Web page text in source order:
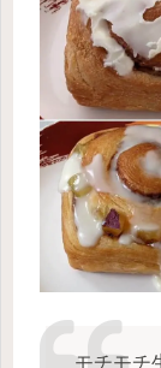
モチモチ